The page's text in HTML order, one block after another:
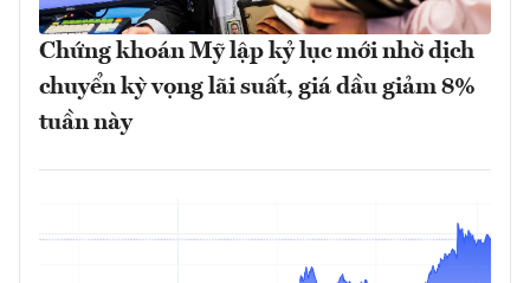
Chứng khoán Mỹ lập kỷ lục mới nhờ dịch
chuyển kỳ vọng lãi suất, giá dầu giảm 8%
tuần này